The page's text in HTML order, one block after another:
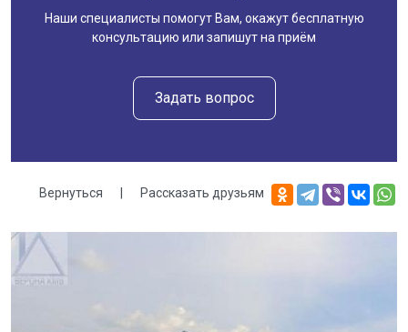
Наши специалисты помогут Вам, окажут бесплатную
консультацию или запишут на приём
Задать вопрос
Вернуться | Рассказать друзьям
Галерея